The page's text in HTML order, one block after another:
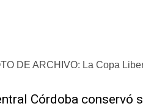
DE ARCHIVO: La Copa
Córdoba conservó